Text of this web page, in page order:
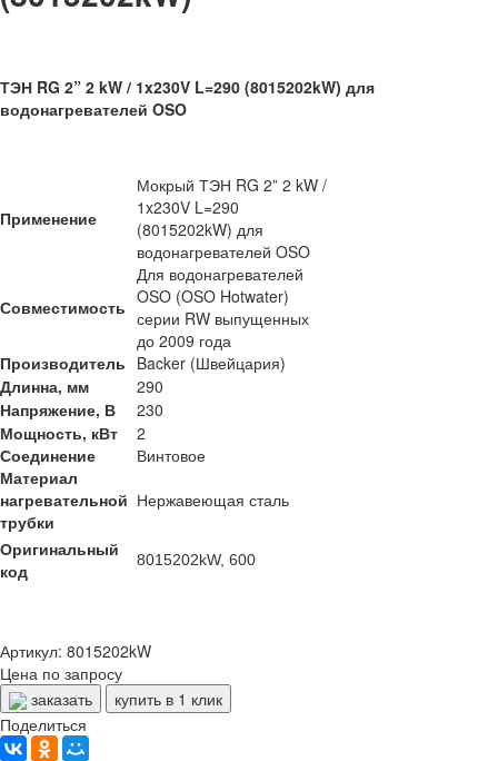
ТЭН RG 2” 2 kW / 1x230V L=290 (8015202kW) для
водонагревателей OSO
Применение
Мокрый ТЭН RG 2” 2 kW /
1x230V L=290
(8015202kW) для
водонагревателей OSO
Совместимость
Для водонагревателей
OSO (OSO Hotwater)
серии RW выпущенных
до 2009 года
Производитель Backer (Швейцария)
Длинна, мм
290
Напряжение, В
230
Мощность, кВт
2
Соединение
Винтовое
Материал
нагревательной
трубки
Нержавеющая сталь
Оригинальный
код
8015202kW, 600
Артикул: 8015202kW
Цена по запросу
заказать
купить в 1 клик
Поделиться